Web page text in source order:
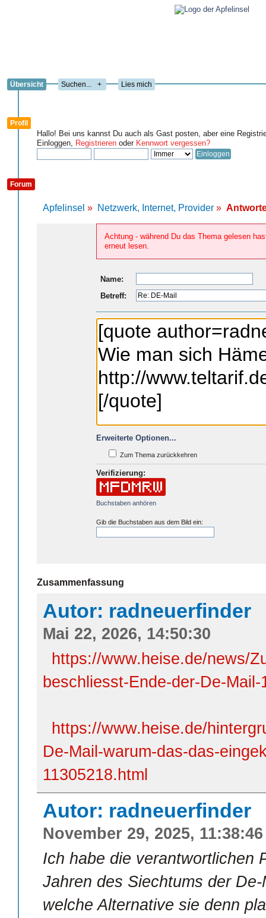
Übersicht + Lies mich
Profil
Hallo! Bei uns kannst Du auch als Gast posten, aber eine
Einloggen, Registrieren oder Kennwort vergessen?
Forum
Apfelinsel » Netzwerk, Internet, Provider »
Achtung - während Du das Thema gelesen
erneut lesen.
Name:
Betreff:
Erweiterte Optionen...
Zum Thema zurückkehren
Verifizierung:
Buchstaben anhören
Gib die Buchstaben aus dem Bild ein:
Zusammenfassung
Autor: radneuerfinder
Mai 22, 2026, 14:50:30
https://www.heise.de/news/
beschliesst-Ende-der-De-Mail-
https://www.heise.de/
De-Mail-warum-das-das-
11305218.html
Autor: radneuerfinder
November 29, 2025, 11:38:46
Ich habe die verantwortlichen
Jahren des Siechtums der
welche Alternative sie denn